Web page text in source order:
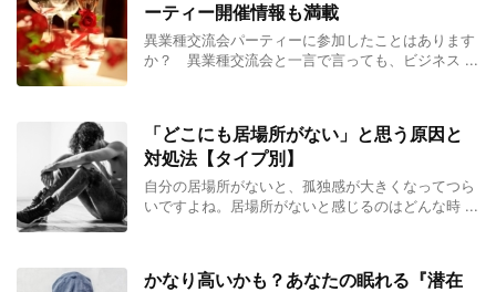
ーティー開催情報も満載
異業種交流会パーティーに参加したことはあります
か？ 異業種交流会と一言で言っても、ビジネス ...
「どこにも居場所がない」と思う原因と
対処法【タイプ別】
自分の居場所がないと、孤独感が大きくなってつら
いですよね。居場所がないと感じるのはどんな時 ...
かなり高いかも？あなたの眠れる『潜在